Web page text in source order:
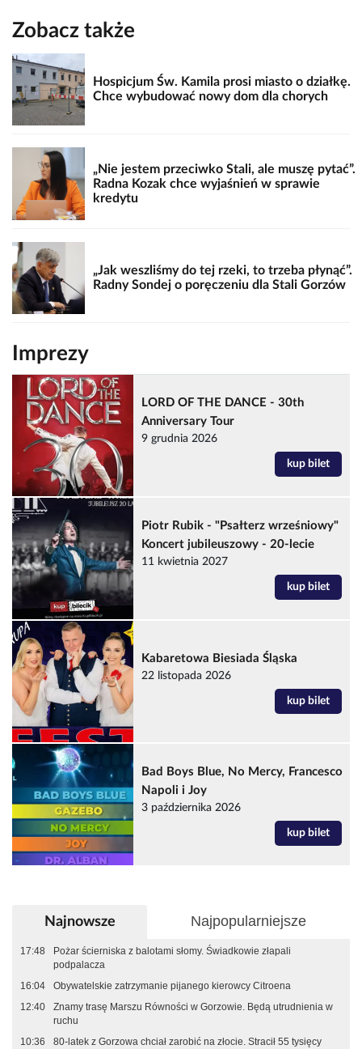
Zobacz także
Hospicjum Św. Kamila prosi miasto o działkę.
Chce wybudować nowy dom dla chorych
„Nie jestem przeciwko Stali, ale muszę pytać”.
Radna Kozak chce wyjaśnień w sprawie
kredytu
„Jak weszliśmy do tej rzeki, to trzeba płynąć”.
Radny Sondej o poręczeniu dla Stali Gorzów
Imprezy
LORD OF THE DANCE - 30th
Anniversary Tour
9 grudnia 2026
kup bilet
Piotr Rubik - "Psałterz wrześniowy"
Koncert jubileuszowy - 20-lecie
11 kwietnia 2027
kup bilet
Kabaretowa Biesiada Śląska
22 listopada 2026
kup bilet
Bad Boys Blue, No Mercy, Francesco
Napoli i Joy
3 października 2026
kup bilet
Najnowsze Najpopularniejsze
17:48
Pożar ścierniska z balotami słomy. Świadkowie złapali
podpalacza
16:04
Obywatelskie zatrzymanie pijanego kierowcy Citroena
12:40
Znamy trasę Marszu Równości w Gorzowie. Będą utrudnienia w
ruchu
10:36
80-latek z Gorzowa chciał zarobić na złocie. Stracił 55 tysięcy